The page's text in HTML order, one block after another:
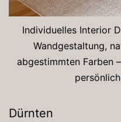
Individuelles Interior
Wandgestaltung,
abgestimmten Farben
Dürnten